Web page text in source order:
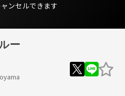
ンセルできます
ー